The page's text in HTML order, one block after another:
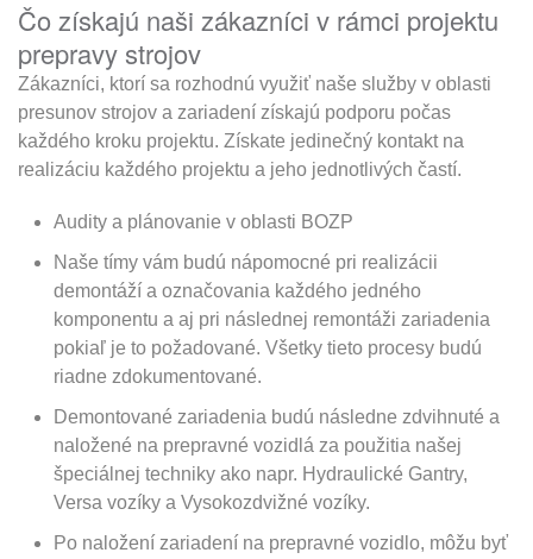
Čo získajú naši zákazníci v rámci projektu
prepravy strojov
Zákazníci, ktorí sa rozhodnú využiť naše služby v oblasti
presunov strojov a zariadení získajú podporu počas
každého kroku projektu. Získate jedinečný kontakt na
realizáciu každého projektu a jeho jednotlivých častí.
Audity a plánovanie v oblasti BOZP
Naše tímy vám budú nápomocné pri realizácii
demontáží a označovania každého jedného
komponentu a aj pri následnej remontáži zariadenia
pokiaľ je to požadované. Všetky tieto procesy budú
riadne zdokumentované.
Demontované zariadenia budú následne zdvihnuté a
naložené na prepravné vozidlá za použitia našej
špeciálnej techniky ako napr. Hydraulické Gantry,
Versa vozíky a Vysokozdvižné vozíky.
Po naložení zariadení na prepravné vozidlo, môžu byť